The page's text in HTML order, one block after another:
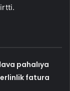
pahalıya
fatura